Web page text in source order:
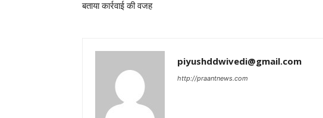
बताया कार्रवाई की वजह
piyushddwivedi@gmail.com
http://praantnews.com